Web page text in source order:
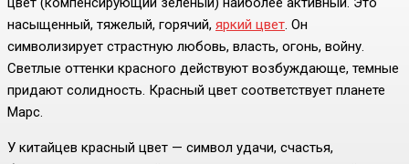
насыщенный, тяжелый, горячий, яркий цвет . Он
символизирует страстную любовь, власть, огонь, войну.
Светлые оттенки красного действуют возбуждающе, темные
придают солидность. Красный цвет соответствует планете
Марс.
У китайцев красный цвет — символ удачи, счастья,